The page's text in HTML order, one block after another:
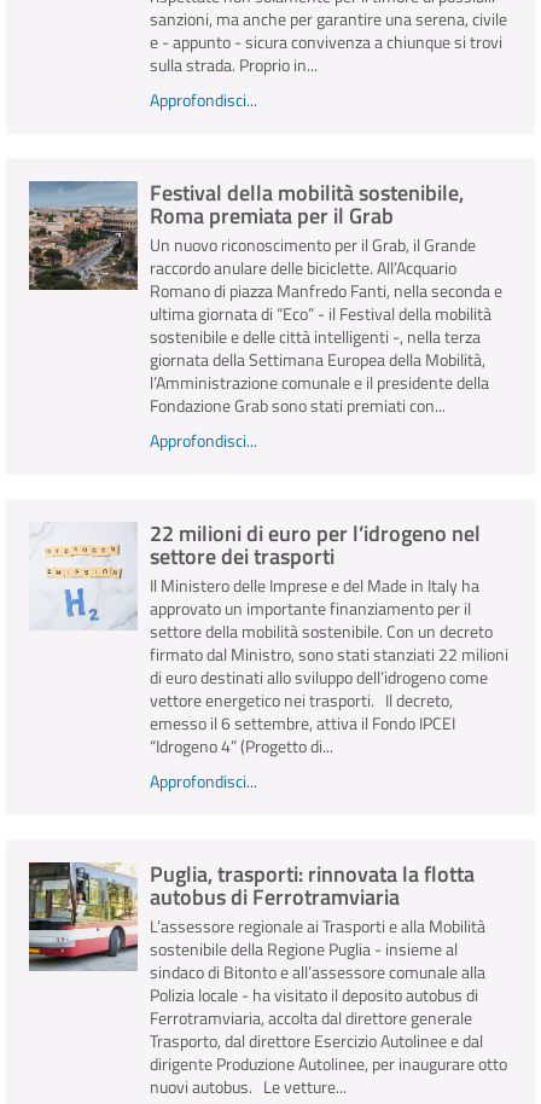
sanzioni, ma anche per garantire una serena, civile
e - appunto - sicura convivenza a chiunque si trovi
sulla strada. Proprio in...
Approfondisci...
Festival della mobilità sostenibile,
Roma premiata per il Grab
Un nuovo riconoscimento per il Grab, il Grande
raccordo anulare delle biciclette. All’Acquario
Romano di piazza Manfredo Fanti, nella seconda e
ultima giornata di “Eco” - il Festival della mobilità
sostenibile e delle città intelligenti -, nella terza
giornata della Settimana Europea della Mobilità,
l’Amministrazione comunale e il presidente della
Fondazione Grab sono stati premiati con...
Approfondisci...
22 milioni di euro per l’idrogeno nel
settore dei trasporti
Il Ministero delle Imprese e del Made in Italy ha
approvato un importante finanziamento per il
settore della mobilità sostenibile. Con un decreto
firmato dal Ministro, sono stati stanziati 22 milioni
di euro destinati allo sviluppo dell’idrogeno come
vettore energetico nei trasporti. Il decreto,
emesso il 6 settembre, attiva il Fondo IPCEI
“Idrogeno 4” (Progetto di...
Approfondisci...
Puglia, trasporti: rinnovata la flotta
autobus di Ferrotramviaria
L’assessore regionale ai Trasporti e alla Mobilità
sostenibile della Regione Puglia - insieme al
sindaco di Bitonto e all’assessore comunale alla
Polizia locale - ha visitato il deposito autobus di
Ferrotramviaria, accolta dal direttore generale
Trasporto, dal direttore Esercizio Autolinee e dal
dirigente Produzione Autolinee, per inaugurare otto
nuovi autobus. Le vetture...